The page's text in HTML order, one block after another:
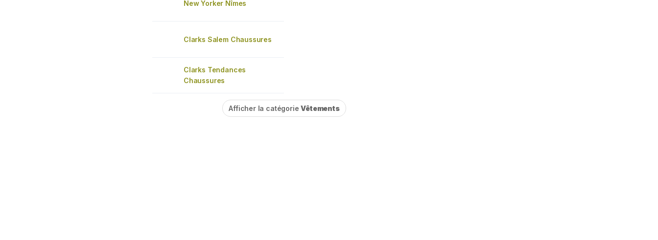
New Yorker Nîmes
Clarks Salem Chaussures
Clarks Tendances
Chaussures
Afficher la catégorieVêtements